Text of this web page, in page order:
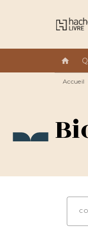
MENU
home
Accueil